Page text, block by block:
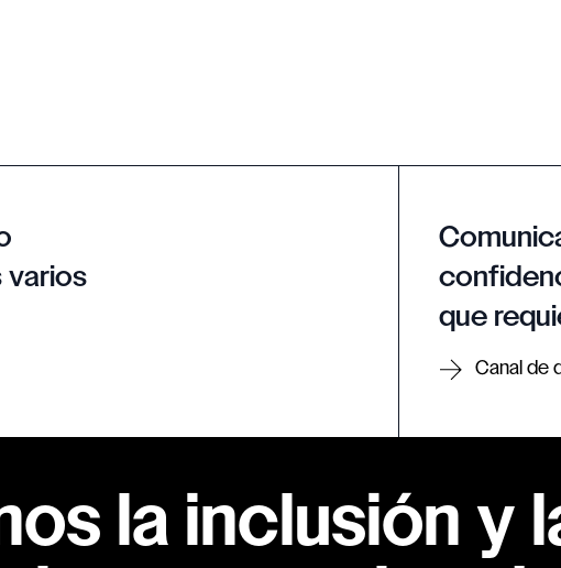
varios
que
Canal de
la inclusión y